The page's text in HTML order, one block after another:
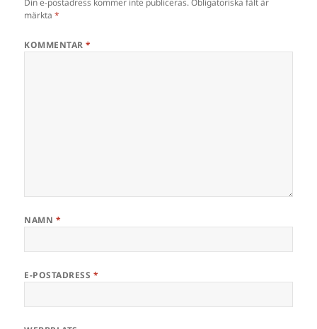
märkta*
KOMMENTAR*
NAMN *
E-POSTADRESS *